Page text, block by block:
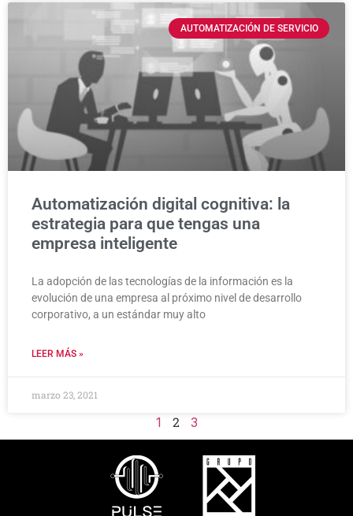
AUTOMATIZACIÓN DE SERVICIO
Automatización digital cognitiva: la
estrategia para que tengas una
empresa inteligente
La adopción de las tecnologías de la información es la
evolución de una empresa al próximo nivel de desarrollo
corporativo, a un estándar muy alto
LEER MÁS »
marzo 23, 2021
1 2 3